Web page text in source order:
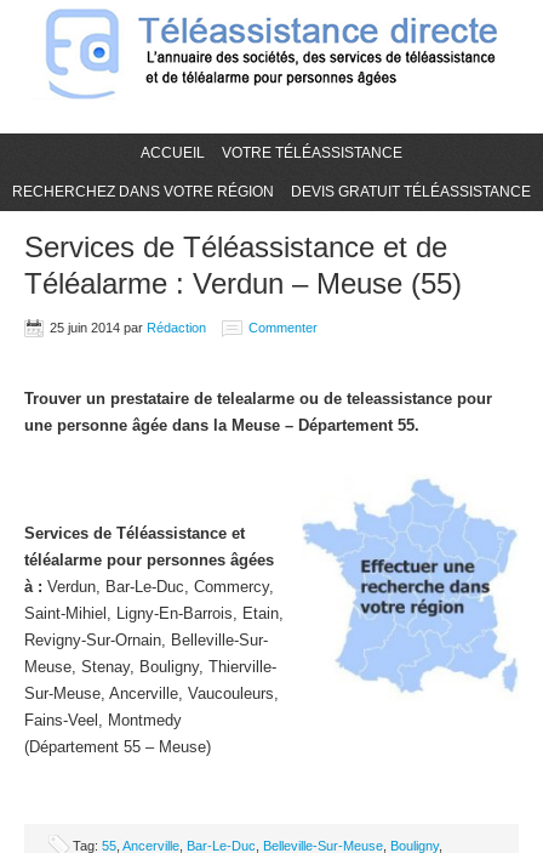
ACCUEIL VOTRE TÉLÉASSISTANCE
RECHERCHEZ DANS VOTRE RÉGION DEVIS GRATUIT TÉLÉASSISTANCE
Services de Téléassistance et de
Téléalarme : Verdun – Meuse (55)
25 juin 2014 par Rédaction Commenter
Trouver un prestataire de telealarme ou de teleassistance pour
une personne âgée dans la Meuse – Département 55.
Services de Téléassistance et
téléalarme pour personnes âgées
à : Verdun, Bar-Le-Duc, Commercy,
Saint-Mihiel, Ligny-En-Barrois, Etain,
Revigny-Sur-Ornain, Belleville-Sur-
Meuse, Stenay, Bouligny, Thierville-
Sur-Meuse, Ancerville, Vaucouleurs,
Fains-Veel, Montmedy
(Département 55 – Meuse)
Tag: 55 Ancerville Bar-Le-Duc Belleville-Sur-Meuse Bouligny,